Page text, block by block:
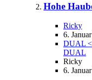
Hohe
Ricky
6.
DUAL
DUAL
Ricky
6.